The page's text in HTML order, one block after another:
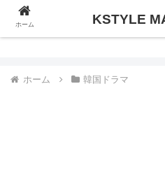
KSTYLE
ホーム 韓国ドラマ
ホーム KSTYLE